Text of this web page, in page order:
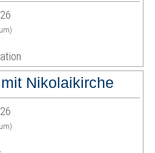
Nikolaikirche